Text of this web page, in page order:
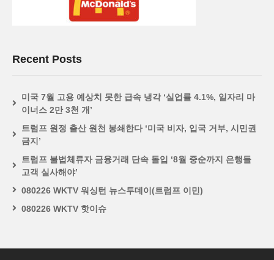
Recent Posts
미국 7월 고용 예상치 못한 급속 냉각 ‘실업률 4.1%, 일자리 마
이너스 2만 3천 개’
트럼프 원정 출산 원천 봉쇄한다 ‘미국 비자, 입국 거부, 시민권
금지’
트럼프 불법체류자 금융거래 단속 돌입 ‘8월 중순까지 은행들
고객 실사해야’
080226 WKTV 워싱턴 뉴스투데이(트럼프 이민)
080226 WKTV 핫이슈